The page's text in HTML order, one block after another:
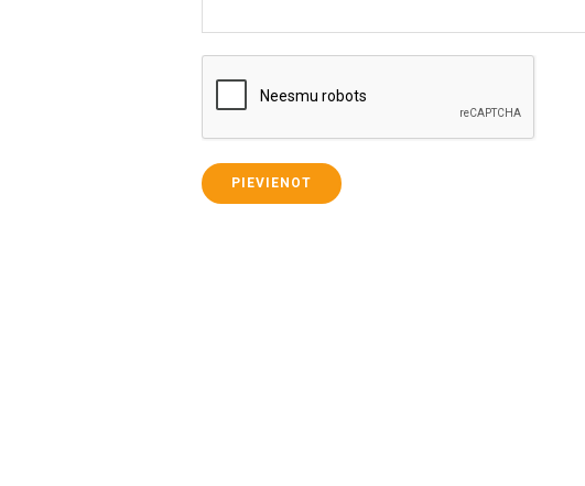
PIEVIENOT